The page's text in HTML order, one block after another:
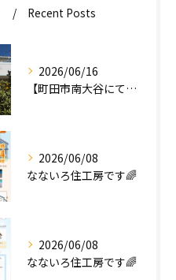
Recent Posts
2026/06/16
【町田市南大谷にて外壁塗装工事完工のお知らせ】
2026/06/08
なないろ住工房です🌈
2026/06/08
なないろ住工房です🌈